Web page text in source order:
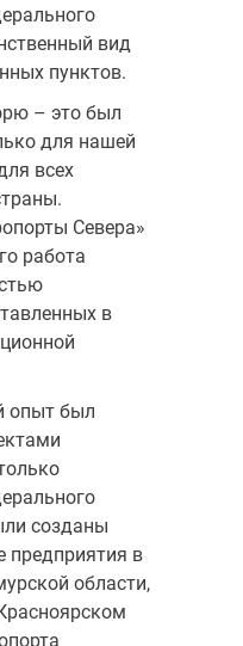
вид
пунктов.
– это был
для нашей
всех
Севера»
работа
в
опыт был
созданы
предприятия в
области,